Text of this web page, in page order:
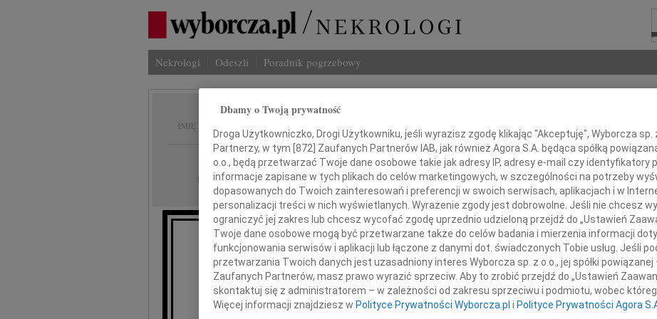
Nekrologi Odeszli Poradnik pogrzebowy
IMIĘ I NAZWISKO: Konstanty Piotr Szułdrzyński
REGION: cała Polska
DATA EMISJI: 20.10.2009
Z ogromnym bólem zawiadamiamy,
że 13 października 2009 roku w wieku 42 lat
odszedł nagle
nasz ukochany Syn, Mąż, Ojciec, Wnuk i Brat
INNE
Józefa
Z żalem
Wiesława
20 lipca
Jarosław
Na
Janusz
Dbamy o Twoją prywatność
Droga Użytkowniczko, Drogi Użytkowniku, jeśli wyrazisz zgodę klikając "Akceptuję", Wyborcza sp.
Partnerzy, w tym [ 872 ] Zaufanych Partnerów IAB, jak również Agora S.A. będąca spółką
o.o., będą przetwarzać Twoje dane osobowe takie jak adresy IP, adresy e-mail czy identyfikatory
informacje zapisane w tych plikach do celów marketingowych, w szczególności na potrzeby
dopasowanych do Twoich zainteresowań i preferencji w swoich serwisach, aplikacjach i w
personalizacji treści w nich wyświetlanych. Wyrażenie zgody jest dobrowolne. Jeśli nie chcesz
ograniczyć jej zakres lub chcesz wycofać zgodę uprzednio udzieloną przejdź do „Ustawień
Twoje dane osobowe mogą być przetwarzane także do celów badania i mierzenia informacji
funkcjonowania serwisów i aplikacji lub łączone z danymi dot. świadczonych Tobie usług. Jeśli
przetwarzania Twoich danych jest uzasadniony interes Wyborcza sp. z o.o., jej spółki powiązanej
Zaufanych Partnerów, masz prawo wyrazić sprzeciw. Aby to zrobić przejdź do „Ustawień
skontaktuj się z administratorem – w zależności od zakresu sprzeciwu i podmiotu, wobec
Więcej informacji znajdziesz w Polityce Prywatności Wyborcza.pl i Polityce Prywatności Agora